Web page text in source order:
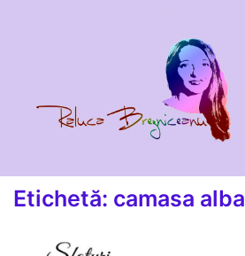
Etichetă: camasa alba